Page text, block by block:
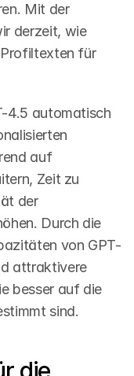
Mit der
derzeit, wie
für
4.5 automatisch
auf
Zeit zu
der
Durch die
von GPT-
attraktivere
besser auf die
sind.